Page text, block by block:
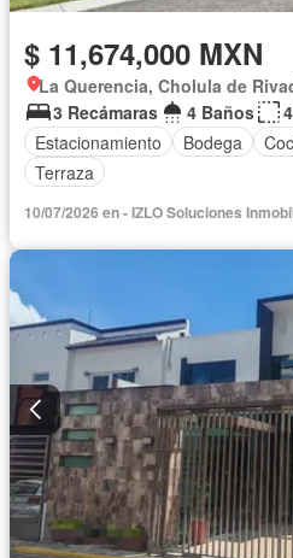
$ 11,674,000 MXN
La Querencia, Cholula de
3 Recámaras
4 Baños
Estacionamiento
Bodega
Terraza
10/07/2026 en - IZLO Soluciones